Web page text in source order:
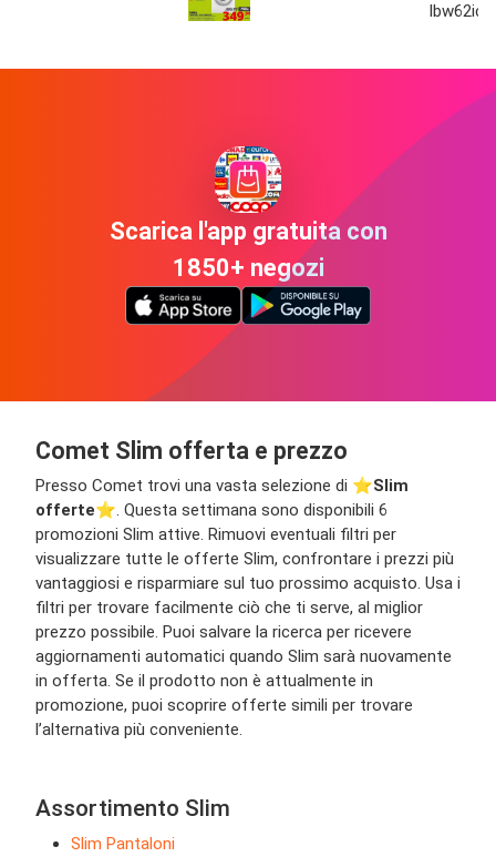
lbw62ics
Scarica l'app gratuita con
1850+ negozi
Comet Slim offerta e prezzo
Presso Comet trovi una vasta selezione di ⭐️Slim
offerte⭐️. Questa settimana sono disponibili 6
promozioni Slim attive. Rimuovi eventuali filtri per
visualizzare tutte le offerte Slim, confrontare i prezzi più
vantaggiosi e risparmiare sul tuo prossimo acquisto. Usa i
filtri per trovare facilmente ciò che ti serve, al miglior
prezzo possibile. Puoi salvare la ricerca per ricevere
aggiornamenti automatici quando Slim sarà nuovamente
in offerta. Se il prodotto non è attualmente in
promozione, puoi scoprire offerte simili per trovare
l’alternativa più conveniente.
Assortimento Slim
Slim Pantaloni